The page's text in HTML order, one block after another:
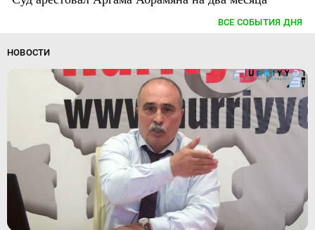
ВСЕ СОБЫТИЯ ДНЯ
НОВОСТИ